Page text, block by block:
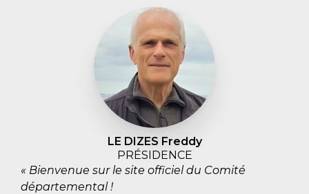
LE DIZES Freddy
PRÉSIDENCE
« Bienvenue sur le site officiel du Comité
départemental !